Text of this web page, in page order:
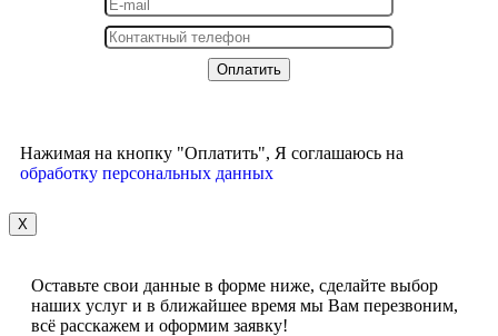
Нажимая на кнопку "Оплатить", Я соглашаюсь на
обработку персональных данных
X
Оставьте свои данные в форме ниже, сделайте выбор
наших услуг и в ближайшее время мы Вам перезвоним,
всё расскажем и оформим заявку!